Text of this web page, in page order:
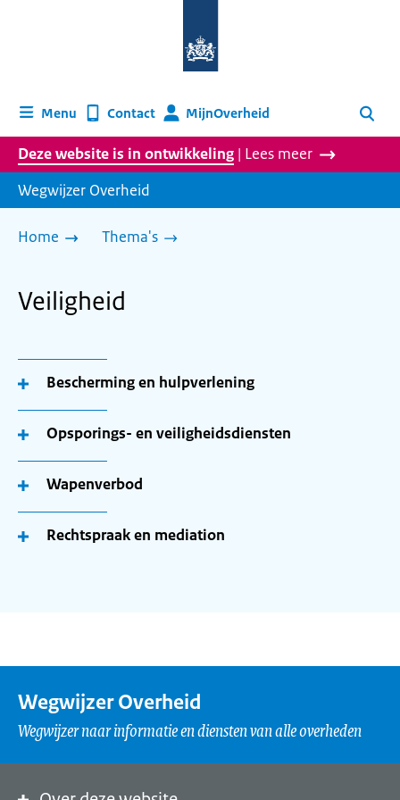
homepage
Menu Contact MijnOverheid Zoeken
Deze website is in ontwikkeling | Lees meer
Wegwijzer Overheid
Home Thema's
Veiligheid
Bescherming en hulpverlening
Opsporings- en veiligheidsdiensten
Wapenverbod
Rechtspraak en mediation
Wegwijzer Overheid
Wegwijzer naar informatie en diensten van alle overheden